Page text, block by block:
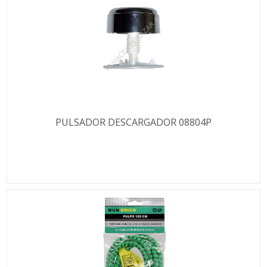
PULSADOR DESCARGADOR 08804P